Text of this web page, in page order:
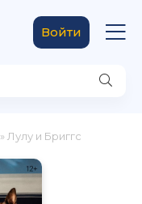
Войти
» Лулу и Бриггс